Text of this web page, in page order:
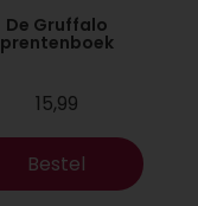
De Gruffalo
prentenboek
15,99
Bestel